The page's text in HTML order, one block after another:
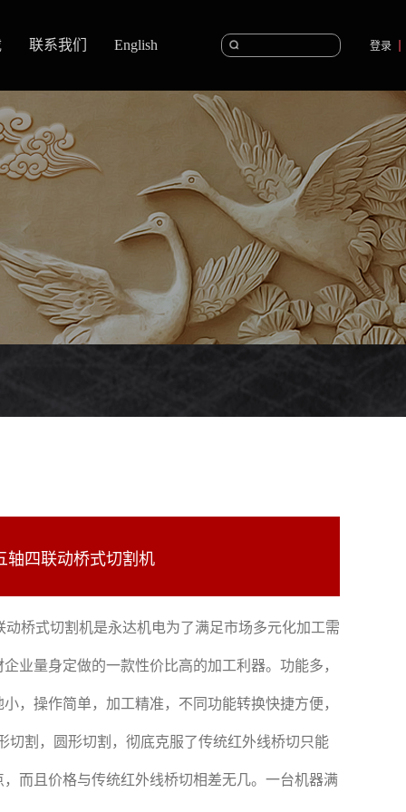
登录
联系我们 English
轴四联动桥式切割机
桥式切割机是永达机电为了满足市场多元化加工需
业量身定做的一款性价比高的加工利器。功能多，
，操作简单，加工精准，不同功能转换快捷方便，
切割，圆形切割，彻底克服了传统红外线桥切只能
而且价格与传统红外线桥切相差无几。一台机器满